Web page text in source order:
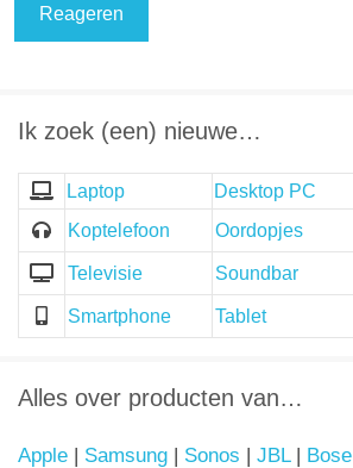
Ik zoek (een) nieuwe…
Laptop Desktop PC
Koptelefoon
Oordopjes
Televisie Soundbar
Smartphone Tablet
Alles over producten van…
Apple | Samsung | Sonos | JBL| Bose